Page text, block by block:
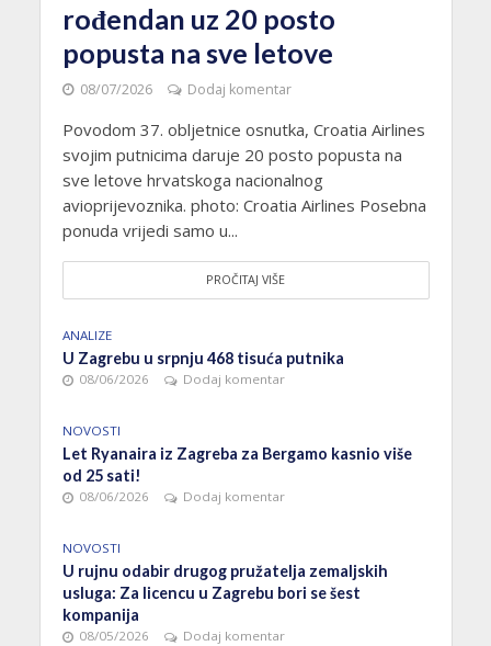
rođendan uz 20 posto
popusta na sve letove
08/07/2026 Dodaj komentar
Povodom 37. obljetnice osnutka, Croatia Airlines
svojim putnicima daruje 20 posto popusta na
sve letove hrvatskoga nacionalnog
avioprijevoznika. photo: Croatia Airlines Posebna
ponuda vrijedi samo u...
PROČITAJ VIŠE
ANALIZE
U Zagrebu u srpnju 468 tisuća putnika
08/06/2026 Dodaj komentar
NOVOSTI
Let Ryanaira iz Zagreba za Bergamo kasnio više
od 25 sati!
08/06/2026 Dodaj komentar
NOVOSTI
U rujnu odabir drugog pružatelja zemaljskih
usluga: Za licencu u Zagrebu bori se šest
kompanija
08/05/2026 Dodaj komentar